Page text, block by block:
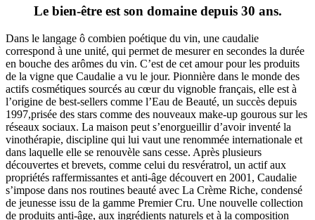
Le bien-être est son domaine depuis 30 ans.
Dans le langage ô combien poétique du vin, une caudalie
correspond à une unité, qui permet de mesurer en secondes la durée
en bouche des arômes du vin. C’est de cet amour pour les produits
de la vigne que Caudalie a vu le jour. Pionnière dans le monde des
actifs cosmétiques sourcés au cœur du vignoble français, elle est à
l’origine de best-sellers comme l’Eau de Beauté, un succès depuis
1997,prisée des stars comme des nouveaux make-up gourous sur les
réseaux sociaux. La maison peut s’enorgueillir d’avoir inventé la
vinothérapie, discipline qui lui vaut une renommée internationale et
dans laquelle elle se renouvèle sans cesse. Après plusieurs
découvertes et brevets, comme celui du resvératrol, un actif aux
propriétés raffermissantes et anti-âge découvert en 2001, Caudalie
s’impose dans nos routines beauté avec La Crème Riche, condensé
de jeunesse issu de la gamme Premier Cru. Une nouvelle collection
de produits anti-âge, aux ingrédients naturels et à la composition